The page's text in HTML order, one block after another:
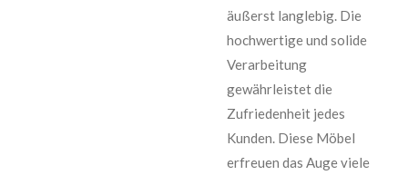
äußerst langlebig. Die
hochwertige und solide
Verarbeitung
gewährleistet die
Zufriedenheit jedes
Kunden. Diese Möbel
erfreuen das Auge viele